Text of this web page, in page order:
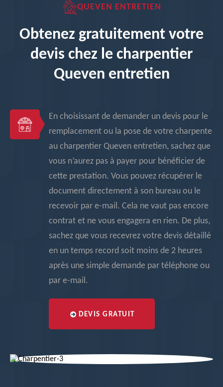
QUEVEN ENTRETIEN
Obtenez gratuitement votre
devis chez le charpentier
Queven entretien
En choisissant de demander un devis pour le
remplacement ou la pose de votre charpente
au charpentier Queven entretien, sachez que
vous n’aurez pas à payer pour bénéficier de
cette prestation. Vous pouvez récupérer le
document directement à son bureau ou le
recevoir par e-mail. Cela ne vaut pas encore
contrat et ne vous engagera en rien. De plus,
sachez que vous recevrez votre devis détaillé
en un temps record soit moins de 2 heures
après une simple demande par téléphone ou
par e-mail.
DEVIS GRATUIT